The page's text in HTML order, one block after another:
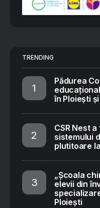
TRENDING
Pădurea
în Ploiești
CSR Nest
sistemului
plutitoare
„Școala
elevii din
Ploiești